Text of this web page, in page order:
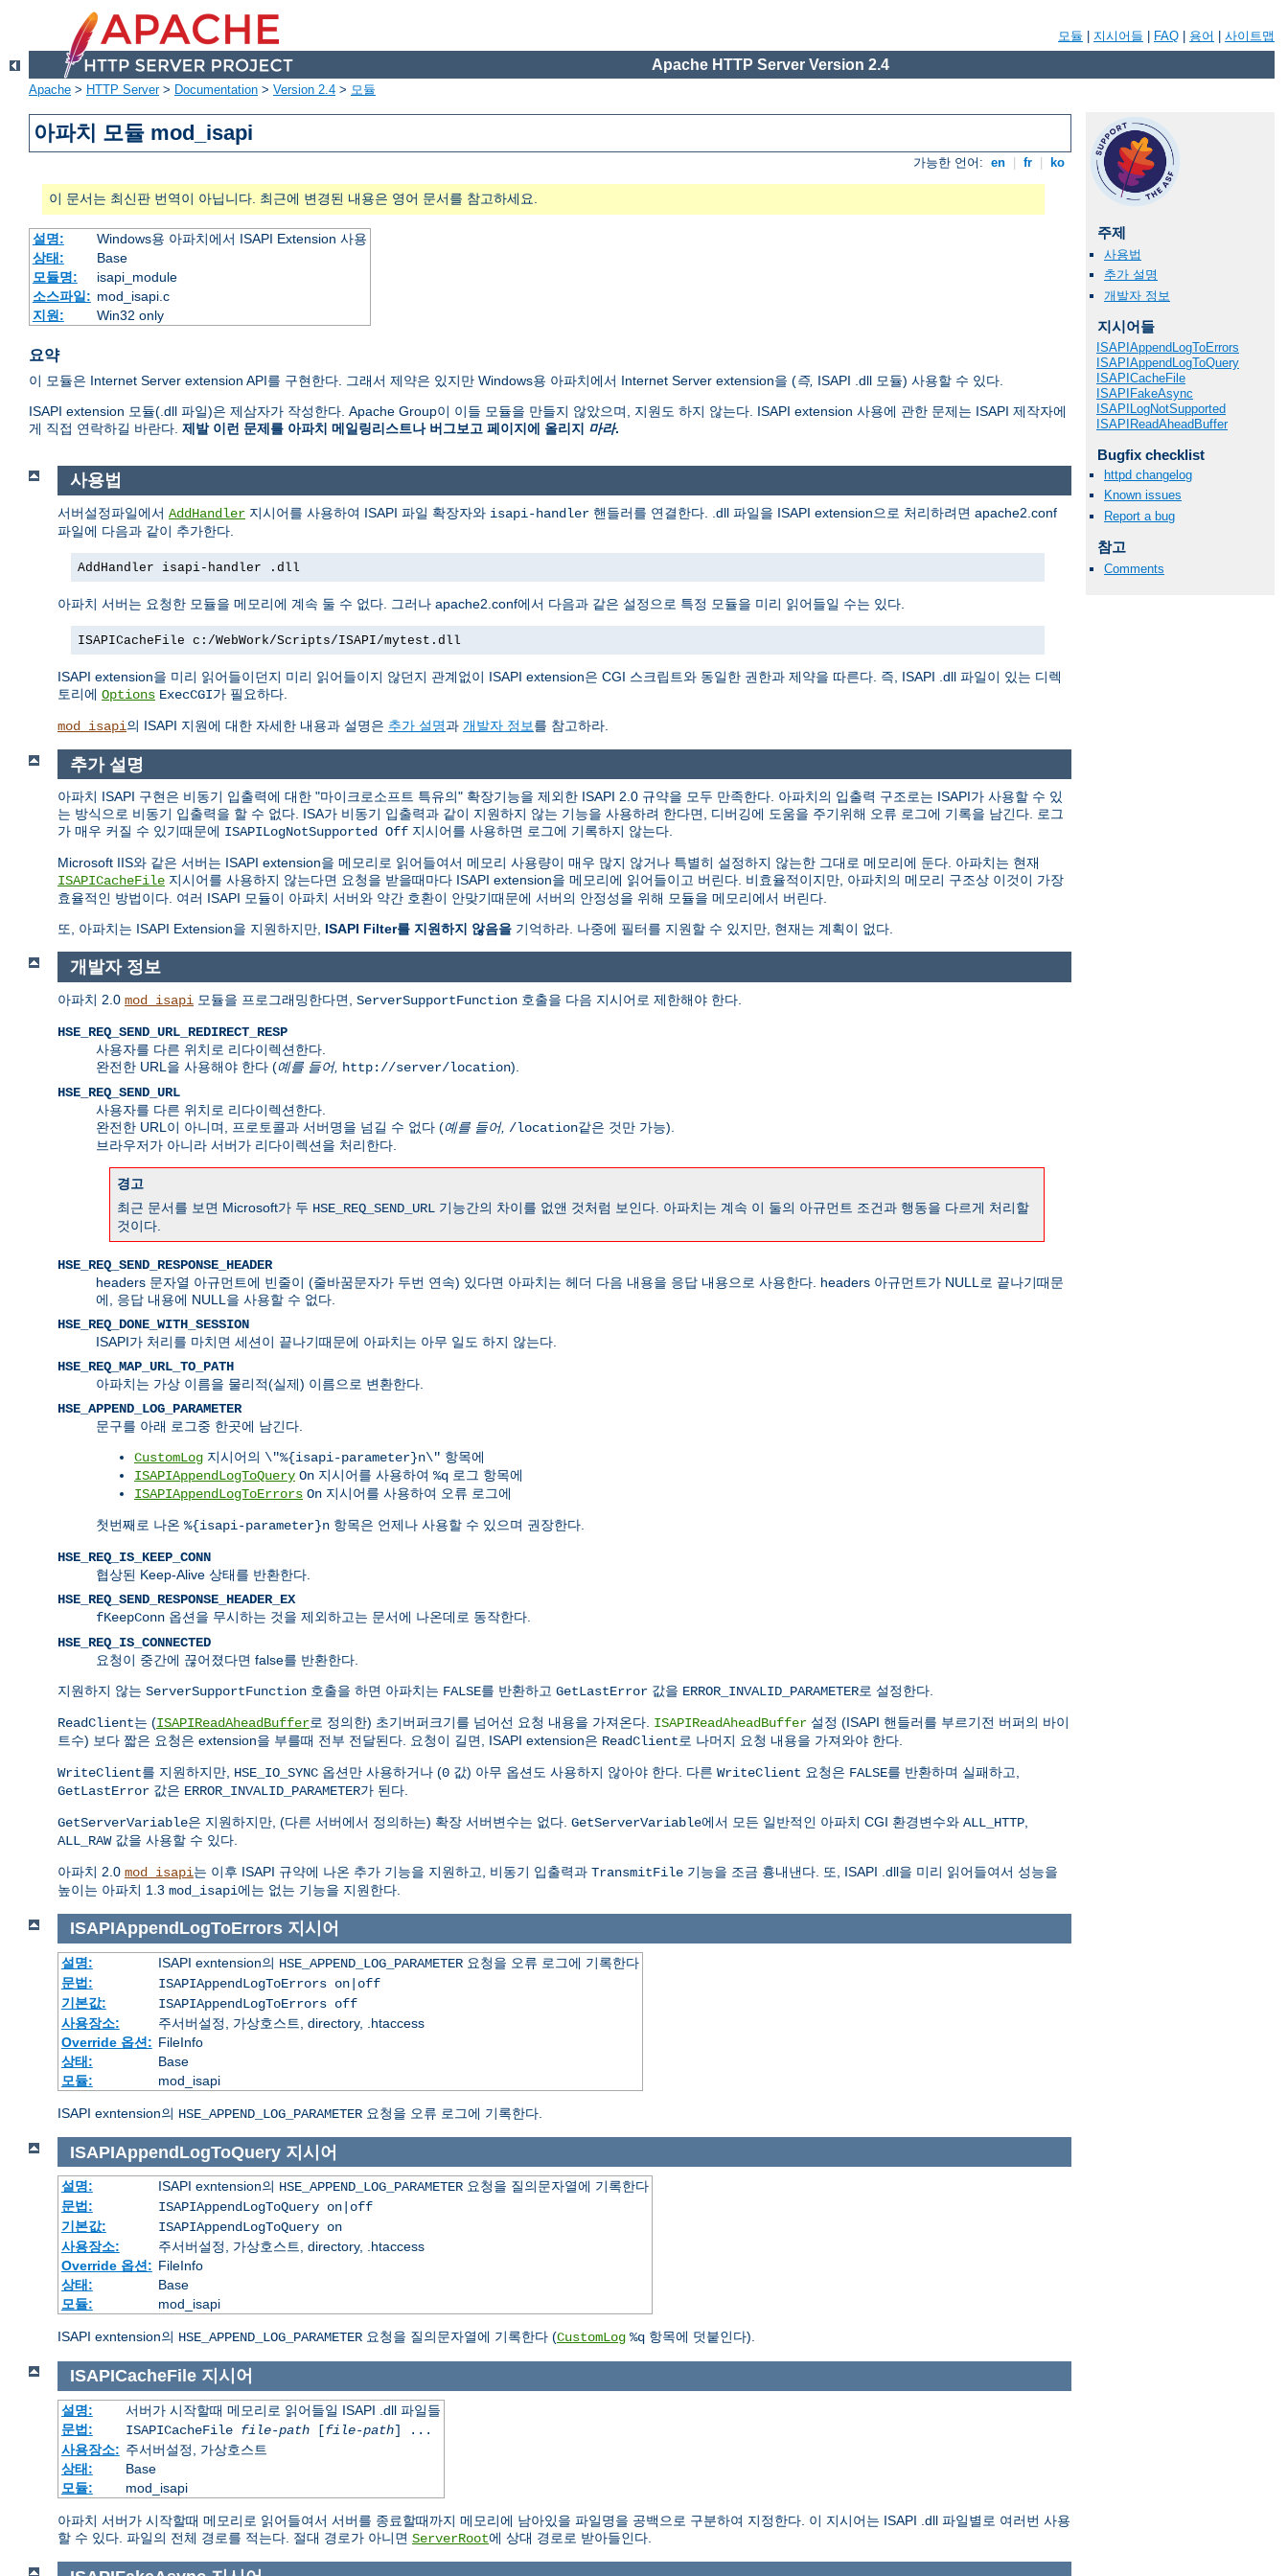
모듈 지시어들 FAQ 용어 사이트맵
Apache HTTP Server Version 2.4
Apache > HTTP Server> Documentation > Version 2.4 > 모듈
아파치 모듈 mod_isapi
가능한 언어: en fr ko
이 문서는 최신판 번역이 아닙니다. 최근에 변경된 내용은 영어 문서를 참고하세요.
설명:
Windows용 아파치에서 ISAPI Extension 사용
상태:
Base
모듈명:
isapi_module
소스파일: mod_isapi.c
지원:
Win32 only
요약
이 모듈은 Internet Server extension API를 구현한다. 그래서 제약은 있지만 Windows용 아파치에서 Internet Server extension을 (즉, ISAPI .dll 모듈) 사용할 수 있다.
ISAPI extension 모듈(.dll 파일)은 제삼자가 작성한다. Apache Group이 이들 모듈을 만들지 않았으며, 지원도 하지 않는다. ISAPI extension 사용에 관한 문제는 ISAPI 제작자에
게 직접 연락하길 바란다. 제발 이런 문제를 아파치 메일링리스트나 버그보고 페이지에 올리지 마라.
주제
사용법
추가 설명
개발자 정보
지시어들
ISAPIAppendLogToErrors
ISAPIAppendLogToQuery
ISAPICacheFile
ISAPIFakeAsync
ISAPILogNotSupported
ISAPIReadAheadBuffer
Bugfix checklist
httpd changelog
Known issues
Report a bug
참고
Comments
사용법
서버설정파일에서 AddHandler 지시어를 사용하여 ISAPI 파일 확장자와 isapi-handler 핸들러를 연결한다. .dll 파일을 ISAPI extension으로 처리하려면 apache2.conf
파일에 다음과 같이 추가한다.
AddHandler isapi-handler .dll
아파치 서버는 요청한 모듈을 메모리에 계속 둘 수 없다. 그러나 apache2.conf에서 다음과 같은 설정으로 특정 모듈을 미리 읽어들일 수는 있다.
ISAPICacheFile c:/WebWork/Scripts/ISAPI/mytest.dll
ISAPI extension을 미리 읽어들이던지 미리 읽어들이지 않던지 관계없이 ISAPI extension은 CGI 스크립트와 동일한 권한과 제약을 따른다. 즉, ISAPI .dll 파일이 있는 디렉
토리에 Options ExecCGI가 필요하다.
mod_isapi의 ISAPI 지원에 대한 자세한 내용과 설명은 추가 설명과 개발자 정보를 참고하라.
추가 설명
아파치 ISAPI 구현은 비동기 입출력에 대한 "마이크로소프트 특유의" 확장기능을 제외한 ISAPI 2.0 규약을 모두 만족한다. 아파치의 입출력 구조로는 ISAPI가 사용할 수 있
는 방식으로 비동기 입출력을 할 수 없다. ISA가 비동기 입출력과 같이 지원하지 않는 기능을 사용하려 한다면, 디버깅에 도움을 주기위해 오류 로그에 기록을 남긴다. 로그
가 매우 커질 수 있기때문에 ISAPILogNotSupported Off 지시어를 사용하면 로그에 기록하지 않는다.
Microsoft IIS와 같은 서버는 ISAPI extension을 메모리로 읽어들여서 메모리 사용량이 매우 많지 않거나 특별히 설정하지 않는한 그대로 메모리에 둔다. 아파치는 현재
ISAPICacheFile 지시어를 사용하지 않는다면 요청을 받을때마다 ISAPI extension을 메모리에 읽어들이고 버린다. 비효율적이지만, 아파치의 메모리 구조상 이것이 가장
효율적인 방법이다. 여러 ISAPI 모듈이 아파치 서버와 약간 호환이 안맞기때문에 서버의 안정성을 위해 모듈을 메모리에서 버린다.
또, 아파치는 ISAPI Extension을 지원하지만, ISAPI Filter를 지원하지 않음을 기억하라. 나중에 필터를 지원할 수 있지만, 현재는 계획이 없다.
개발자 정보
아파치 2.0 mod_isapi 모듈을 프로그래밍한다면, ServerSupportFunction 호출을 다음 지시어로 제한해야 한다.
HSE_REQ_SEND_URL_REDIRECT_RESP
사용자를 다른 위치로 리다이렉션한다.
완전한 URL을 사용해야 한다 (예를 들어, http://server/location).
HSE_REQ_SEND_URL
사용자를 다른 위치로 리다이렉션한다.
완전한 URL이 아니며, 프로토콜과 서버명을 넘길 수 없다 (예를 들어, /location같은 것만 가능).
브라우저가 아니라 서버가 리다이렉션을 처리한다.
경고
최근 문서를 보면 Microsoft가 두 HSE_REQ_SEND_URL 기능간의 차이를 없앤 것처럼 보인다. 아파치는 계속 이 둘의 아규먼트 조건과 행동을 다르게 처리할
것이다.
HSE_REQ_SEND_RESPONSE_HEADER
headers 문자열 아규먼트에 빈줄이 (줄바꿈문자가 두번 연속) 있다면 아파치는 헤더 다음 내용을 응답 내용으로 사용한다. headers 아규먼트가 NULL로 끝나기때문
에, 응답 내용에 NULL을 사용할 수 없다.
HSE_REQ_DONE_WITH_SESSION
ISAPI가 처리를 마치면 세션이 끝나기때문에 아파치는 아무 일도 하지 않는다.
HSE_REQ_MAP_URL_TO_PATH
아파치는 가상 이름을 물리적(실제) 이름으로 변환한다.
HSE_APPEND_LOG_PARAMETER
문구를 아래 로그중 한곳에 남긴다.
CustomLog 지시어의 \"%{isapi-parameter}n\" 항목에
ISAPIAppendLogToQuery On 지시어를 사용하여 %q 로그 항목에
ISAPIAppendLogToErrors On 지시어를 사용하여 오류 로그에
첫번째로 나온 %{isapi-parameter}n 항목은 언제나 사용할 수 있으며 권장한다.
HSE_REQ_IS_KEEP_CONN
협상된 Keep-Alive 상태를 반환한다.
HSE_REQ_SEND_RESPONSE_HEADER_EX
fKeepConn 옵션을 무시하는 것을 제외하고는 문서에 나온데로 동작한다.
HSE_REQ_IS_CONNECTED
요청이 중간에 끊어졌다면 false를 반환한다.
지원하지 않는 ServerSupportFunction 호출을 하면 아파치는 FALSE를 반환하고 GetLastError 값을 ERROR_INVALID_PARAMETER로 설정한다.
ReadClient는 (ISAPIReadAheadBuffer로 정의한) 초기버퍼크기를 넘어선 요청 내용을 가져온다. ISAPIReadAheadBuffer 설정 (ISAPI 핸들러를 부르기전 버퍼의 바이
트수) 보다 짧은 요청은 extension을 부를때 전부 전달된다. 요청이 길면, ISAPI extension은 ReadClient로 나머지 요청 내용을 가져와야 한다.
WriteClient를 지원하지만, HSE_IO_SYNC 옵션만 사용하거나 (0 값) 아무 옵션도 사용하지 않아야 한다. 다른 WriteClient 요청은 FALSE를 반환하며 실패하고,
GetLastError 값은 ERROR_INVALID_PARAMETER가 된다.
GetServerVariable은 지원하지만, (다른 서버에서 정의하는) 확장 서버변수는 없다. GetServerVariable에서 모든 일반적인 아파치 CGI 환경변수와 ALL_HTTP
ALL_RAW값을 사용할 수 있다.
아파치 2.0 mod_isapi는 이후 ISAPI 규약에 나온 추가 기능을 지원하고, 비동기 입출력과 TransmitFile 기능을 조금 흉내낸다. 또, ISAPI .dll을 미리 읽어들여서 성능을
높이는 아파치 1.3 mod_isapi에는 없는 기능을 지원한다.
ISAPIAppendLogToErrors 지시어
설명: ISAPI exntension의 HSE_APPEND_LOG_PARAMETER요청을 오류 로그에 기록한다
문법:
ISAPIAppendLogToErrors on|off
기본값:
ISAPIAppendLogToErrors off
사용장소:
주서버설정, 가상호스트, directory, .htaccess
Override 옵션: FileInfo
상태:
Base
모듈:
mod_isapi
ISAPI exntension의 HSE_APPEND_LOG_PARAMETER 요청을 오류 로그에 기록한다.
ISAPIAppendLogToQuery 지시어
설명: ISAPI exntension의 HSE_APPEND_LOG_PARAMETER요청을 질의문자열에 기록한다
문법:
ISAPIAppendLogToQuery on|off
기본값:
ISAPIAppendLogToQuery on
사용장소:
주서버설정, 가상호스트, directory, .htaccess
Override 옵션: FileInfo
상태:
Base
모듈:
mod_isapi
ISAPI exntension의 HSE_APPEND_LOG_PARAMETER 요청을 질의문자열에 기록한다 (CustomLog %q 항목에 덧붙인다).
ISAPICacheFile 지시어
설명:
서버가 시작할때 메모리로 읽어들일 ISAPI .dll 파일들
문법:
ISAPICacheFile file-path[file-path] ...
사용장소: 주서버설정, 가상호스트
상태:
Base
모듈:
mod_isapi
아파치 서버가 시작할때 메모리로 읽어들여서 서버를 종료할때까지 메모리에 남아있을 파일명을 공백으로 구분하여 지정한다. 이 지시어는 ISAPI .dll 파일별로 여러번 사용
할 수 있다. 파일의 전체 경로를 적는다. 절대 경로가 아니면 ServerRoot에 상대 경로로 받아들인다.